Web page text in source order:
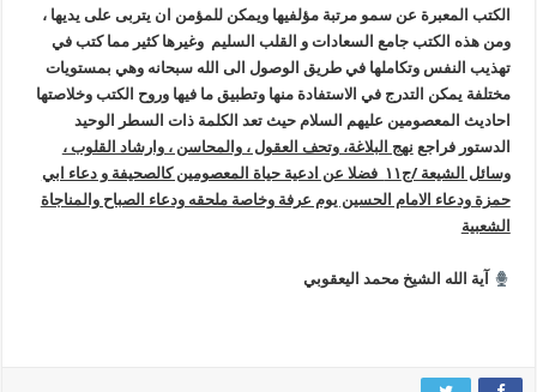
الكتب المعبرة عن سمو مرتبة مؤلفيها ويمكن للمؤمن ان يتربى على يديها ،
ومن هذه الكتب جامع السعادات و القلب السليم وغيرها كثير مما كتب في
تهذيب النفس وتكاملها في طريق الوصول الى الله سبحانه وهي بمستويات
مختلفة يمكن التدرج في الاستفادة منها وتطبيق ما فيها وروح الكتب وخلاصتها
احاديث المعصومين عليهم السلام حيث تعد الكلمة ذات السطر الوحيد
الدستور فراجع نهج البلاغة، وتحف العقول ، والمحاسن ، وارشاد القلوب ،
وسائل الشيعة /ج١١ فضلا عن ادعية حياة المعصومين كالصحيفة و دعاء ابي
حمزة ودعاء الامام الحسين يوم عرفة وخاصة ملحقه ودعاء الصباح والمناجاة
الشعبية
آية الله الشيخ محمد اليعقوبي